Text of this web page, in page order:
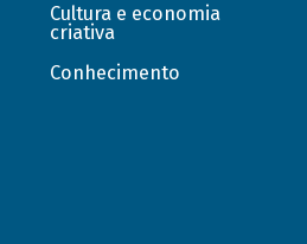
Cultura e economia
criativa
Conhecimento